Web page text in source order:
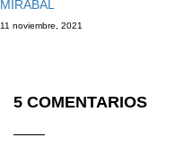
MIRABAL
11 noviembre, 2021
5 COMENTARIOS